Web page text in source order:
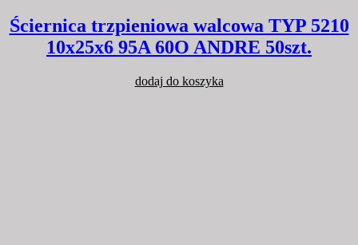
Ściernica trzpieniowa walcowa TYP 5210
10x25x6 95A 60O ANDRE 50szt.
dodaj do koszyka